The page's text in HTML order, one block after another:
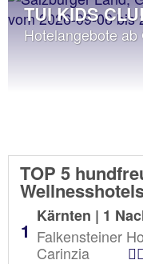
TUI KIDS
Hotelangebote ab
TOP 5
Kärnten | 1
Falkensteiner
Carinzia